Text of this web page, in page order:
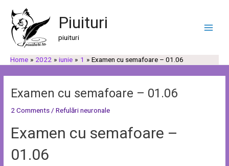
content
Piuituri
piuituri
Menu
Home 2022 iunie 1 Examen cu semafoare – 01.06
Examen cu semafoare – 01.06
2 Comments/Refulări neuronale
Examen cu semafoare –
01.06
navigation
a
u
ă
a
t
g
o
r